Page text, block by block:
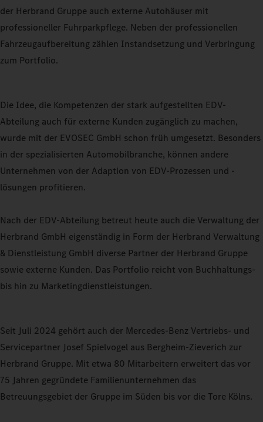
der Herbrand Gruppe auch externe Autohäuser mit
professioneller Fuhrparkpflege. Neben der professionellen
Fahrzeugaufbereitung zählen Instandsetzung und Verbringung
zum Portfolio.
Die Idee, die Kompetenzen der stark aufgestellten EDV-
Abteilung auch für externe Kunden zugänglich zu machen,
wurde mit der EVOSEC GmbH schon früh umgesetzt. Besonders
in der spezialisierten Automobilbranche, können andere
Unternehmen von der Adaption von EDV-Prozessen und -
lösungen profitieren.
Nach der EDV-Abteilung betreut heute auch die Verwaltung der
Herbrand GmbH eigenständig in Form der Herbrand Verwaltung
& Dienstleistung GmbH diverse Partner der Herbrand Gruppe
sowie externe Kunden. Das Portfolio reicht von Buchhaltungs-
bis hin zu Marketingdienstleistungen.
Seit Juli 2024 gehört auch der Mercedes-Benz Vertriebs- und
Servicepartner Josef Spielvogel aus Bergheim-Zieverich zur
Herbrand Gruppe. Mit etwa 80 Mitarbeitern erweitert das vor
75 Jahren gegründete Familienunternehmen das
Betreuungsgebiet der Gruppe im Süden bis vor die Tore Kölns.